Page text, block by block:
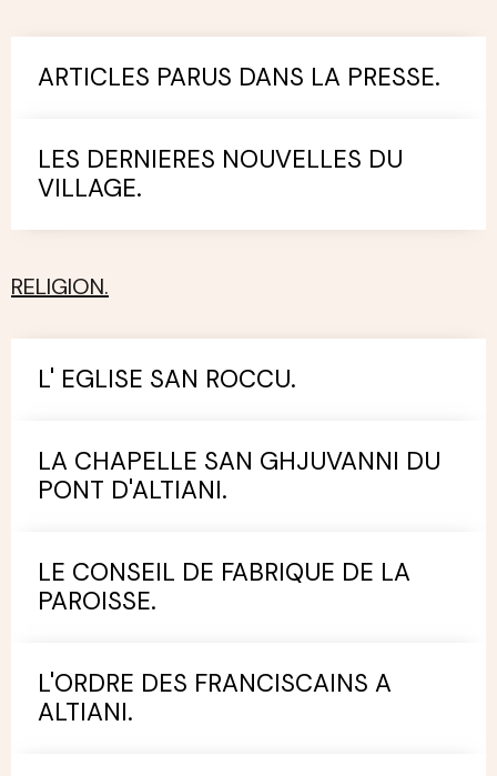
ARTICLES PARUS DANS LA PRESSE.
LES DERNIERES NOUVELLES DU
VILLAGE.
RELIGION.
L' EGLISE SAN ROCCU.
LA CHAPELLE SAN GHJUVANNI DU
PONT D'ALTIANI.
LE CONSEIL DE FABRIQUE DE LA
PAROISSE.
L'ORDRE DES FRANCISCAINS A
ALTIANI.